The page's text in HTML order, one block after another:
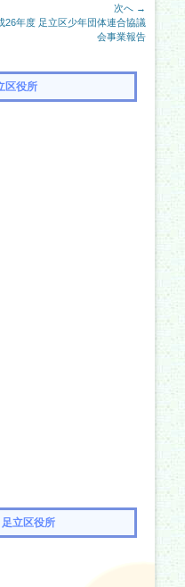
次へ →
26年度 足立区少年団体連合協議
会事業報告
区役所
立区役所